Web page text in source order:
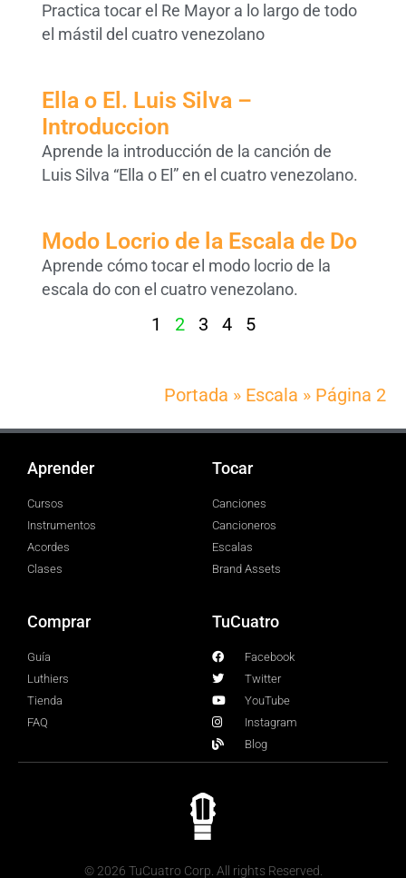
Practica tocar el Re Mayor a lo largo de todo
el mástil del cuatro venezolano
Ella o El. Luis Silva –
Introduccion
Aprende la introducción de la canción de
Luis Silva “Ella o El” en el cuatro venezolano.
Modo Locrio de la Escala de Do
Aprende cómo tocar el modo locrio de la
escala do con el cuatro venezolano.
1 2 3 4 5
Portada » Escala » Página 2
Aprender
Cursos
Instrumentos
Acordes
Clases
Tocar
Canciones
Cancioneros
Escalas
Brand Assets
Comprar
Guía
Luthiers
Tienda
FAQ
TuCuatro
Facebook
Twitter
YouTube
Instagram
Blog
© 2026 TuCuatro Corp. All rights Reserved.